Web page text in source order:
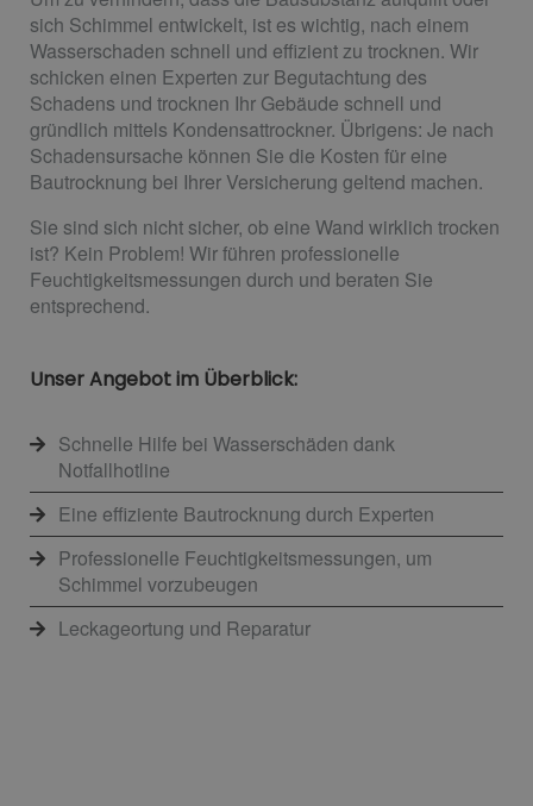
sich Schimmel entwickelt, ist es wichtig, nach einem
Wasserschaden schnell und effizient zu trocknen. Wir
schicken einen Experten zur Begutachtung des
Schadens und trocknen Ihr Gebäude schnell und
gründlich mittels Kondensattrockner. Übrigens: Je nach
Schadensursache können Sie die Kosten für eine
Bautrocknung bei Ihrer Versicherung geltend machen.
Sie sind sich nicht sicher, ob eine Wand wirklich trocken
ist? Kein Problem! Wir führen professionelle
Feuchtigkeitsmessungen durch und beraten Sie
entsprechend.
Unser Angebot im Überblick:
Schnelle Hilfe bei Wasserschäden dank
Notfallhotline
Eine effiziente Bautrocknung durch Experten
Professionelle Feuchtigkeitsmessungen, um
Schimmel vorzubeugen
Leckageortung und Reparatur